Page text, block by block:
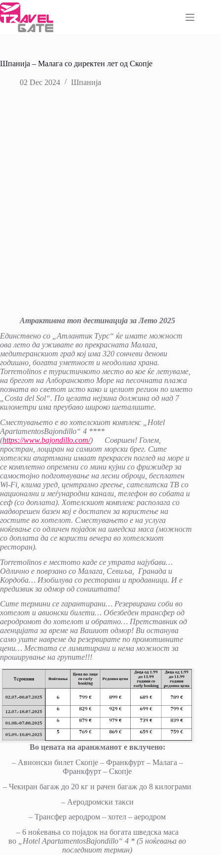
Skip
to
content
Шпанија – Малага со директен лет од Скопје
02 Dec 2024 Шпанија
Атрактивна топ дестинација за Лето 2025
Единствено со „Атлантик Турс“ ќе имате можност
ова лето да уживате во прекрасната Малага,
медитеранскиот град кој има 320 сончеви денови
годишно, богата уметност и неодолива храна.
Torremolinos e туристичкото место во кое ќе летуваме,
на брегот на Алборанското Море на песочната плажа
позната во светот исто како и целиот регион по името
Costa del Sol“. По целата нејзина должина од над 7
километри има преубаво широко шеталиште.
Сместувањето е во хотелскиот комплекс „ Hotel
ApartamentosBajondillo“ 4 ****
(https://www.bajondillo.com/) Совршен! Голем,
простран, лоциран на самиот морски брег. Сите
хотелски апартмани имаат прекрасен поглед на море и
се комплетно опремени со мини кујни со фрижидер за
самостојно подготвување на лесни оброци, бесплатен
Wi-Fi, клима уред, централно греење, сателитска ТВ со
национални и меѓународни канали, телефон во собата и
сеф (со доплата). Хотелскиот комплекс располага со
надворешен базен кој е достапен за користење на
гостите во хотелот. Сместувањето е на услуга
ноќевање со одличен појадок на шведска маса (можност
со доплата да се користи вечера во хотелскиот
ресторан).
Torremolinos е местото каде се утрата најубави…
Одлично е поврзано со Малага, Севиља, Гранада и
Кордоба… Изобилува со ресторани и продавници. И е
предизвик за одмор од соништата!
Сите термини се гарантирани… Резервирани соби во
хотелот и авионски билети… Обезбеден трансфер од
аеродромот до хотелот и обратно… Претставник од
агенцијата за време на Вашиот одмор! Ви останува
само уште навреме да резервирате по промотивните
цени… Местата се лимитирани и нема можност за
проширување на групите!!!
Во цената на аранжманот е вклучено:
– Авионски билет Скопје – Франкфурт – Малага –
Франкфурт – Скопје
– Чекиран багаж до 20 кг и рачен багаж до 8 килограми
– Аеродромски такси
– Трансфер аеродром – хотел – аеродром
– 6 ноќевања со појадок на богата шведска маса
во
Hotel ApartamentosBajondillo“ 4 * (5 ноќевања во
последниот термин)